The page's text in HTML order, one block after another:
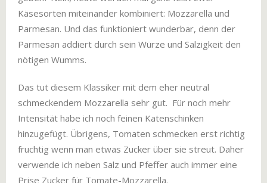
Käsesorten miteinander kombiniert: Mozzarella und
Parmesan. Und das funktioniert wunderbar, denn der
Parmesan addiert durch sein Würze und Salzigkeit den
nötigen Wumms.
Das tut diesem Klassiker mit dem eher neutral
schmeckendem Mozzarella sehr gut. Für noch mehr
Intensität habe ich noch feinen Katenschinken
hinzugefügt. Übrigens, Tomaten schmecken erst richtig
fruchtig wenn man etwas Zucker über sie streut. Daher
verwende ich neben Salz und Pfeffer auch immer eine
Prise Zucker für Tomate-Mozzarella.